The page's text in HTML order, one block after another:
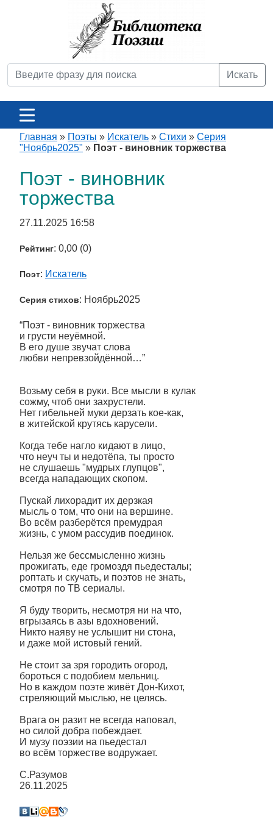
Искать
Главная » Поэты » Искатель » Стихи » Серия
"Ноябрь2025" » Поэт - виновник торжества
Поэт - виновник
торжества
27.11.2025 16:58
Рейтинг: 0,00 (0)
Поэт: Искатель
Серия стихов: Ноябрь2025
“Поэт - виновник торжества
и грусти неуёмной.
В его душе звучат слова
любви непревзойдённой…”
Возьму себя в руки. Все мысли в кулак
сожму, чтоб они захрустели.
Нет гибельней муки дерзать кое-как,
в житейской крутясь карусели.
Когда тебе нагло кидают в лицо,
что неуч ты и недотёпа, ты просто
не слушаешь "мудрых глупцов",
всегда нападающих скопом.
Пускай лихорадит их дерзкая
мысль о том, что они на вершине.
Во всём разберётся премудрая
жизнь, с умом рассудив поединок.
Нельзя же бессмысленно жизнь
прожигать, еде громоздя пьедесталы;
роптать и скучать, и поэтов не знать,
смотря по ТВ сериалы.
Я буду творить, несмотря ни на что,
вгрызаясь в азы вдохновений.
Никто наяву не услышит ни стона,
и даже мой истовый гений.
Не стоит за зря городить огород,
бороться с подобием мельниц.
Но в каждом поэте живёт Дон-Кихот,
стреляющий мыслью, не целясь.
Врага он разит не всегда наповал,
но силой добра побеждает.
И музу поэзии на пьедестал
во всём торжестве водружает.
С.Разумов
26.11.2025